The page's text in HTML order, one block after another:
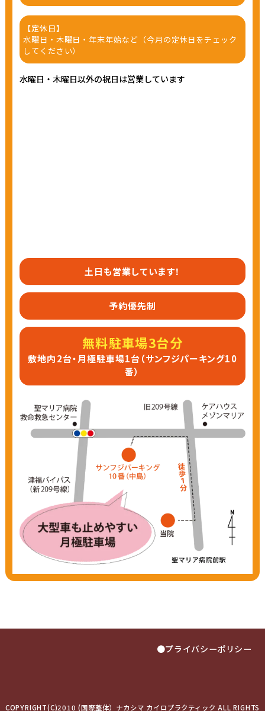
【定休日】
水曜日・木曜日・年末年始など（今月の定休日をチェック
してください）
水曜日・木曜日以外の祝日は営業しています
土日も営業しています！
予約優先制
無料駐車場3台分
敷地内2台・月極駐車場1台（サンフジパーキング10
番）
●プライバシーポリシー
COPYRIGHT(C)2010 (国際整体）ナカシマ カイロプラクティック ALL RIGHTS